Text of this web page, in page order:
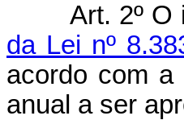
Art. 2º
da Lei nº
acordo com a
anual a ser